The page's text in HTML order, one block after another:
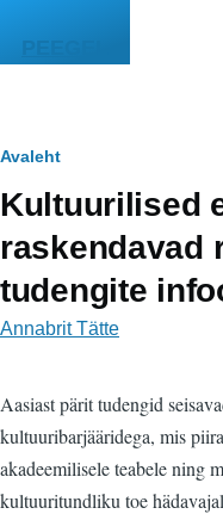
PEEGEL
Leivapuru
Avaleht
Kultuurilised
raskendavad
tudengite
Annabrit Tätte
Aasiast pärit tudengid
kultuuribarjääridega, mis
akadeemilisele teabele ning
kultuuritundliku toe